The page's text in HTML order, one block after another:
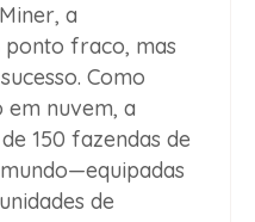
a
ponto fraco, mas
Como
nuvem, a
150 fazendas de
de